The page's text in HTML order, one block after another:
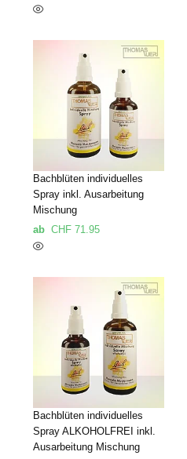
Bachblüten individuelles
Spray inkl. Ausarbeitung
Mischung
ab CHF 71.95
Bachblüten individuelles
Spray ALKOHOLFREI inkl.
Ausarbeitung Mischung